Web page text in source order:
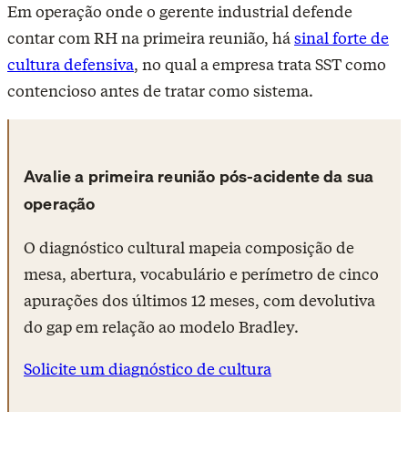
Em operação onde o gerente industrial defende
contar com RH na primeira reunião, hásinal forte de
cultura defensiva, no qual a empresa trata SST como
contencioso antes de tratar como sistema.
Avalie a primeira reunião pós-acidente da sua
operação
O diagnóstico cultural mapeia composição de
mesa, abertura, vocabulário e perímetro de cinco
apurações dos últimos 12 meses, com devolutiva
do gap em relação ao modelo Bradley.
Solicite um diagnóstico de cultura